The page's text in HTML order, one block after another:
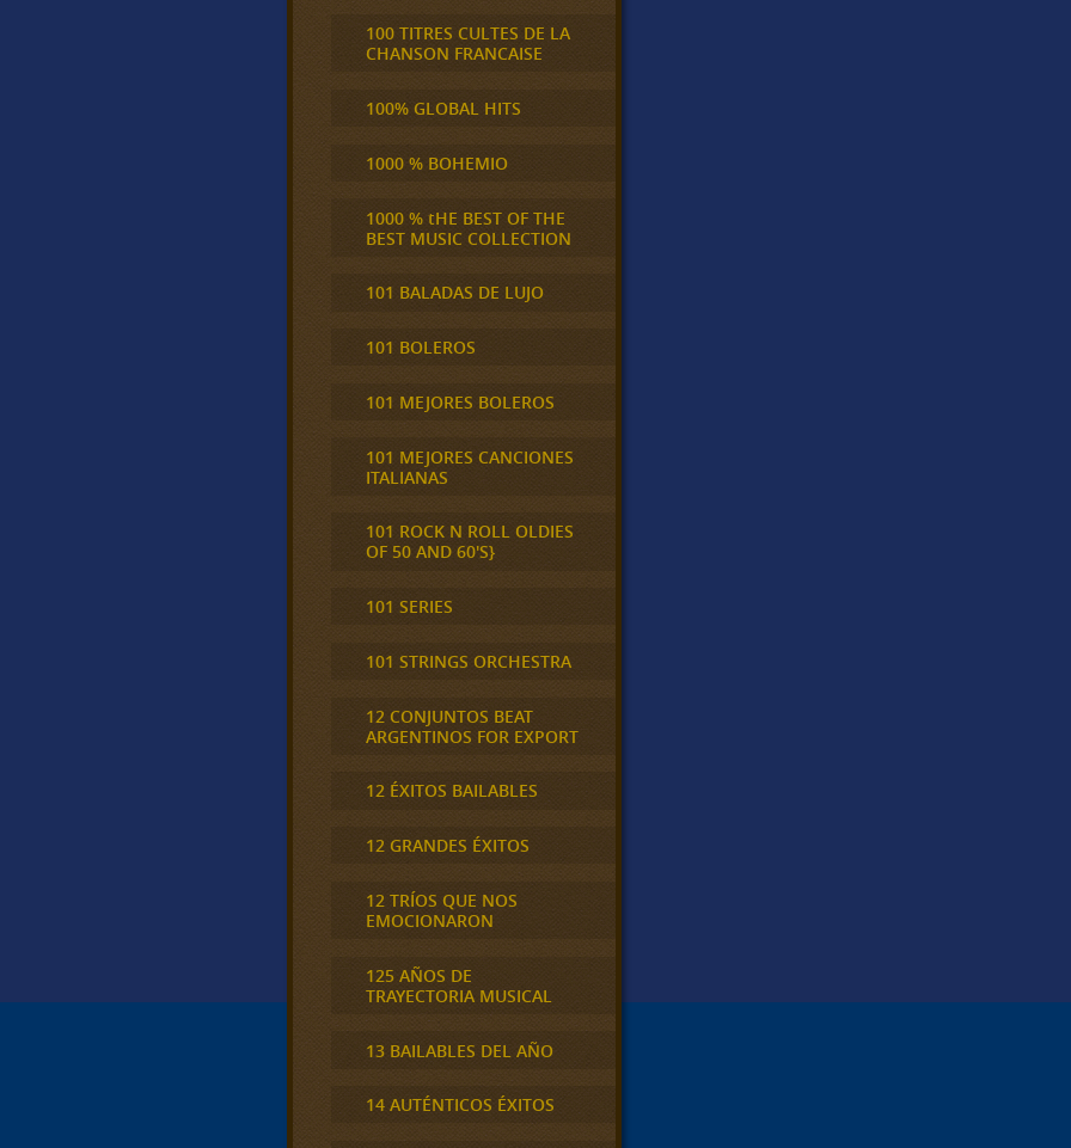
100 TITRES CULTES DE LA
CHANSON FRANCAISE
100% GLOBAL HITS
1000 % BOHEMIO
1000 % tHE BEST OF THE
BEST MUSIC COLLECTION
101 BALADAS DE LUJO
101 BOLEROS
101 MEJORES BOLEROS
101 MEJORES CANCIONES
ITALIANAS
101 ROCK N ROLL OLDIES
OF 50 AND 60'S}
101 SERIES
101 STRINGS ORCHESTRA
12 CONJUNTOS BEAT
ARGENTINOS FOR EXPORT
12 ÉXITOS BAILABLES
12 GRANDES ÉXITOS
12 TRÍOS QUE NOS
EMOCIONARON
125 AÑOS DE
TRAYECTORIA MUSICAL
13 BAILABLES DEL AÑO
14 AUTÉNTICOS ÉXITOS